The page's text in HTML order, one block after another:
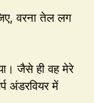
वरना तेल लग
जैसे ही वह मेरे
अंडरवियर में